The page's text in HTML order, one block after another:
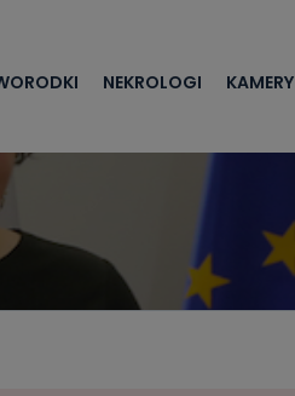
NEKROLOGI KAMERY